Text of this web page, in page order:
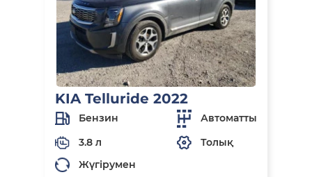
KIA Telluride 2022
Бензин
Автоматты
3.8 л
Толық
Жүгірумен